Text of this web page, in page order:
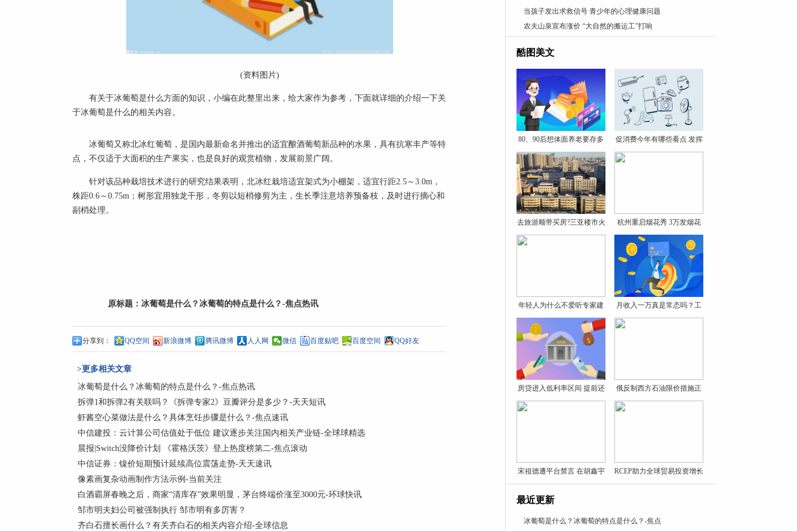
(资料图片)
有关于冰葡萄是什么方面的知识，小编在此整里出来，给大家作为参考，下面就详细的介绍一下关
于冰葡萄是什么的相关内容。
冰葡萄又称北冰红葡萄，是国内最新命名并推出的适宜酿酒葡萄新品种的水果，具有抗寒丰产等特
点，不仅适于大面积的生产果实，也是良好的观赏植物，发展前景广阔。
针对该品种栽培技术进行的研究结果表明，北冰红栽培适宜架式为小棚架，适宜行距2.5～3.0m，
株距0.6～0.75m；树形宜用独龙干形，冬剪以短梢修剪为主，生长季注意培养预备枝，及时进行摘心和
副梢处理。
原标题： 冰葡萄是什么？冰葡萄的特点是什么？-焦点热讯
分享到： QQ空间 新浪微博 腾讯微博 人人网 微信 百度贴吧 百度空间 QQ好友
>更多相关文章
冰葡萄是什么？冰葡萄的特点是什么？-焦点热讯
拆弹1和拆弹2有关联吗？《拆弹专家2》豆瓣评分是多少？-天天短讯
虾酱空心菜做法是什么？具体烹饪步骤是什么？-焦点速讯
中信建投：云计算公司估值处于低位 建议逐步关注国内相关产业链-全球球精选
晨报|Switch没降价计划 《霍格沃茨》登上热度榜第二-焦点滚动
中信证券：镍价短期预计延续高位震荡走势-天天速讯
像素画复杂动画制作方法示例-当前关注
白酒霸屏春晚之后，商家“清库存”效果明显，茅台终端价涨至3000元-环球快讯
邹市明夫妇公司被强制执行 邹市明有多厉害？
齐白石擅长画什么？有关齐白石的相关内容介绍-全球信息
当孩子发出求救信号 青少年的心理健康问题
农夫山泉宣布涨价 “大自然的搬运工”打响
酷图美文
80、90后想体面养老要存多
少
促消费今年有哪些看点 发挥
去旅游顺带买房?三亚楼市火 杭州重启烟花秀 3万发烟花
年轻人为什么不爱听专家建
议
月收入一万真是常态吗？工
资
房贷进入低利率区间 提前还
俄反制西方石油限价措施正
式
宋祖德遭平台禁言 在胡鑫宇 RCEP助力全球贸易投资增长
最近更新
冰葡萄是什么？冰葡萄的特点是什么？-焦点